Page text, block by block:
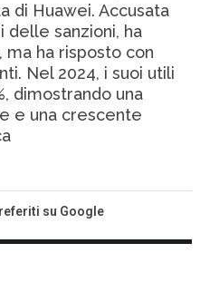
di Huawei. Accusata
delle sanzioni, ha
ha risposto con
Nel 2024, i suoi utili
dimostrando una
e una crescente
su Google